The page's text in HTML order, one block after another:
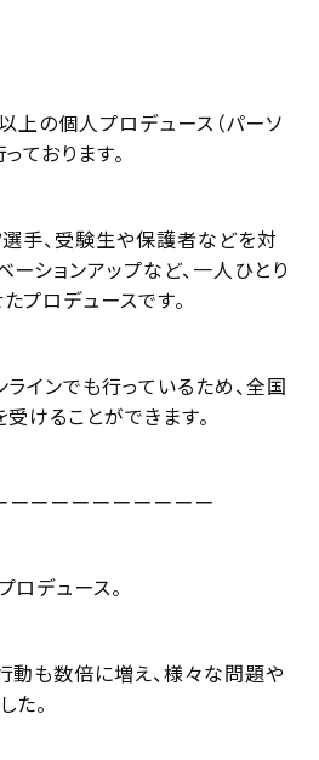
上の個人プロデュース（パーソ
ております。
選手、受験生や保護者などを対
ションアップなど、一人ひとり
プロデュースです。
インでも行っているため、全国
けることができます。
ーーーーーーーーー
ロデュース。
動も数倍に増え、様々な問題や
た。